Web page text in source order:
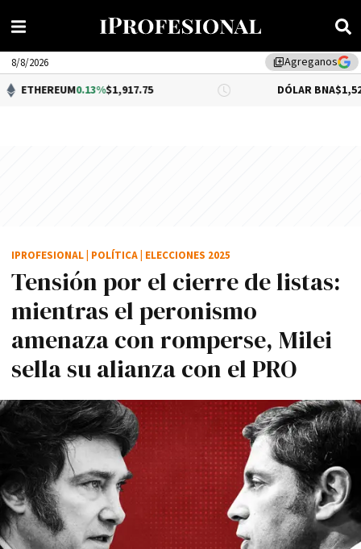
library_addAgreganos
8/8/2026
0.13%$1,917.75 DÓLAR BNA $1,520.00
Tensión por el cierre de listas:
mientras el peronismo
amenaza con romperse, Milei
sella su alianza con el PRO
IPROFESIONAL POLÍTICA ELECCIONES 2025